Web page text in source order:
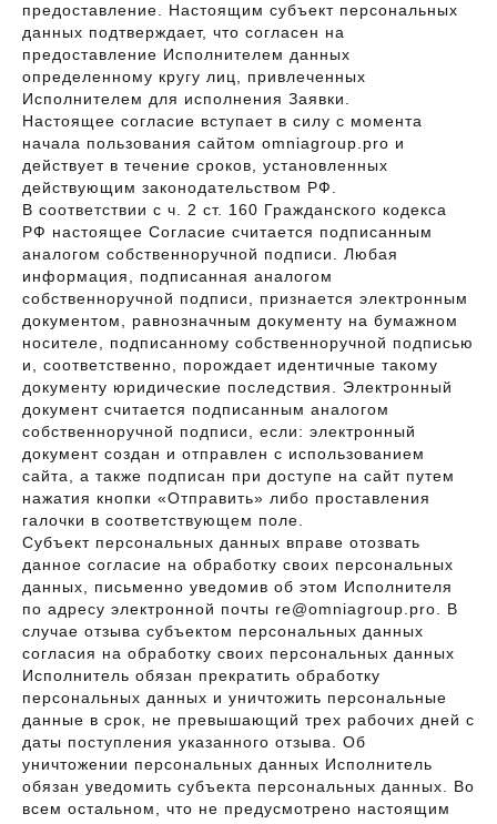
предоставление. Настоящим субъект персональных
данных подтверждает, что согласен на
предоставление Исполнителем данных
определенному кругу лиц, привлеченных
Исполнителем для исполнения Заявки.
Настоящее согласие вступает в силу с момента
начала пользования сайтом omniagroup.pro и
действует в течение сроков, установленных
действующим законодательством РФ.
В соответствии с ч. 2 ст. 160 Гражданского кодекса
РФ настоящее Согласие считается подписанным
аналогом собственноручной подписи. Любая
информация, подписанная аналогом
собственноручной подписи, признается электронным
документом, равнозначным документу на бумажном
носителе, подписанному собственноручной подписью
и, соответственно, порождает идентичные такому
документу юридические последствия. Электронный
документ считается подписанным аналогом
собственноручной подписи, если: электронный
документ создан и отправлен с использованием
сайта, а также подписан при доступе на сайт путем
нажатия кнопки «Отправить» либо проставления
галочки в соответствующем поле.
Субъект персональных данных вправе отозвать
данное согласие на обработку своих персональных
данных, письменно уведомив об этом Исполнителя
по адресу электронной почты re@omniagroup.pro. В
случае отзыва субъектом персональных данных
согласия на обработку своих персональных данных
Исполнитель обязан прекратить обработку
персональных данных и уничтожить персональные
данные в срок, не превышающий трех рабочих дней с
даты поступления указанного отзыва. Об
уничтожении персональных данных Исполнитель
обязан уведомить субъекта персональных данных. Во
всем остальном, что не предусмотрено настоящим